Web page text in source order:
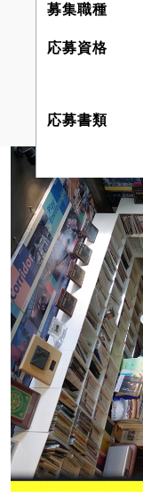
募集職種
応募資格
応募書類